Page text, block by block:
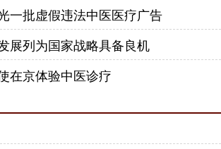
一批虚假违法中医医疗广告
展列为国家战略具备良机
在京体验中医诊疗